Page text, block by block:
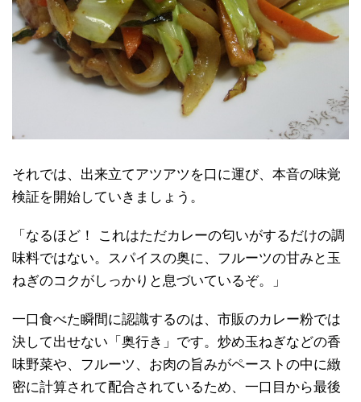
それでは、出来立てアツアツを口に運び、本音の味覚
検証を開始していきましょう。
「なるほど！ これはただカレーの匂いがするだけの調
味料ではない。スパイスの奥に、フルーツの甘みと玉
ねぎのコクがしっかりと息づいているぞ。」
一口食べた瞬間に認識するのは、市販のカレー粉では
決して出せない「奥行き」です。炒め玉ねぎなどの香
味野菜や、フルーツ、お肉の旨みがペーストの中に緻
密に計算されて配合されているため、一口目から最後